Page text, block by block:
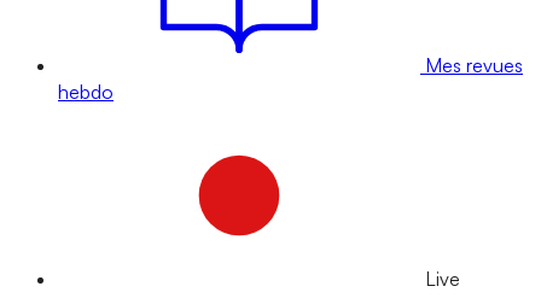
Mes revues
hebdo
Live